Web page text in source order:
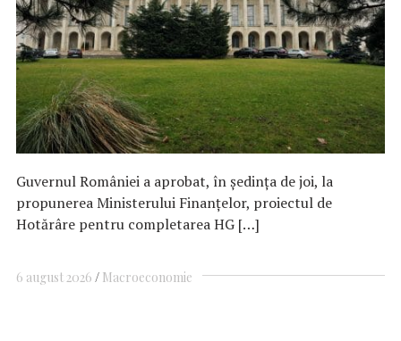
Guvernul României a aprobat, în şedinţa de joi, la
propunerea Ministerului Finanţelor, proiectul de
Hotărâre pentru completarea HG […]
6 august 2026 Macroeconomie